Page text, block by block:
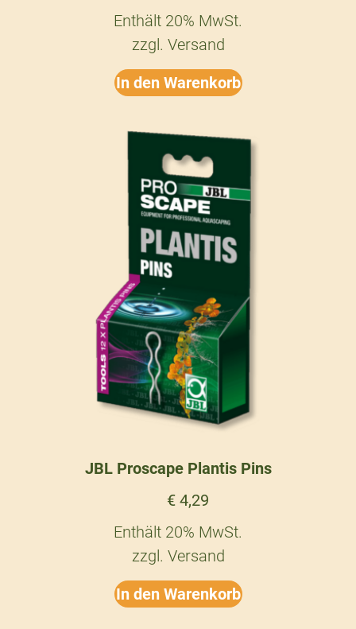
Enthält 20% MwSt.
zzgl. Versand
In den Warenkorb
JBL Proscape Plantis Pins
€ 4,29
Enthält 20% MwSt.
zzgl. Versand
In den Warenkorb